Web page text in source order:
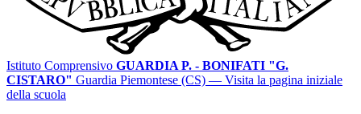
Istituto Comprensivo GUARDIA P. - BONIFATI "G.
CISTARO" Guardia Piemontese (CS) — Visita la pagina iniziale
della scuola